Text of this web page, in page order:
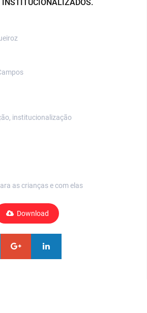
INSTITUCIONALIZADOS.
institucionalização
as crianças e com elas
Download